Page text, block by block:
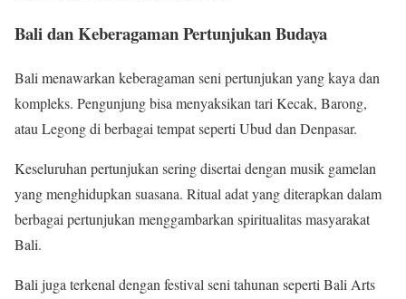
Bali dan Keberagaman Pertunjukan Budaya
Bali menawarkan keberagaman seni pertunjukan yang kaya dan
kompleks. Pengunjung bisa menyaksikan tari Kecak, Barong,
atau Legong di berbagai tempat seperti Ubud dan Denpasar.
Keseluruhan pertunjukan sering disertai dengan musik gamelan
yang menghidupkan suasana. Ritual adat yang diterapkan dalam
berbagai pertunjukan menggambarkan spiritualitas masyarakat
Bali.
Bali juga terkenal dengan festival seni tahunan seperti Bali Arts